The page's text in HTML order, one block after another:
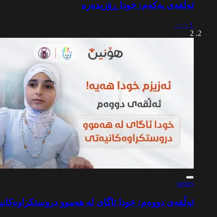
ئەڵقەی یەکەم: خودا ڕۆزیدەرە
٠٠:٠١
2
series
ئەڵقەی دووەم: خودا ئاگای لە هەموو